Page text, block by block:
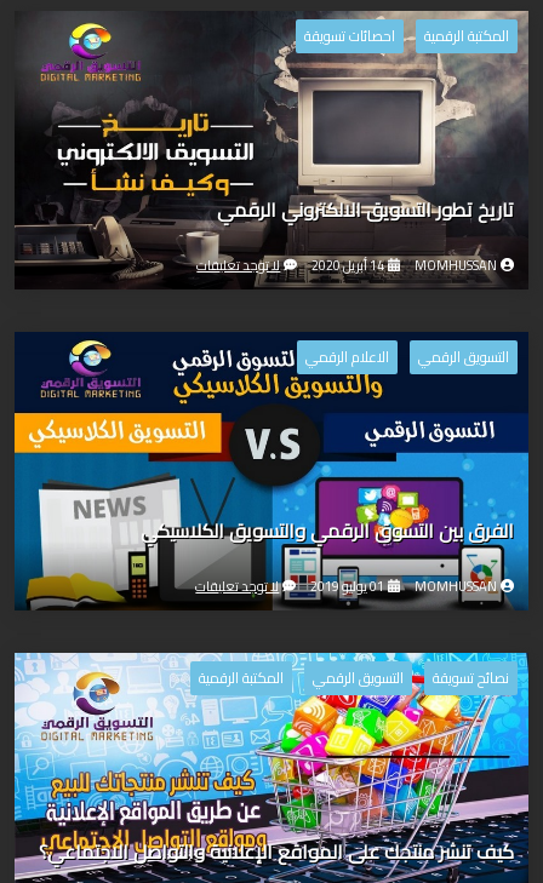
المكتبة الرقمية احصائات تسويقة
تاريخ تطور التسويق الالكتروني الرقمي
MOMHUSSAN 14 أبريل 2020 لا توجد تعليقات
التسويق الرقمي الاعلام الرقمي
الفرق بين التسوق الرقمي والتسويق الكلاسيكي
MOMHUSSAN 01 يوليو 2019 لا توجد تعليقات
نصائح تسويقة التسويق الرقمي المكتبة الرقمية
كيف تنشر منتجك على المواقع الإعلانية والتواصل الاجتماعي؟